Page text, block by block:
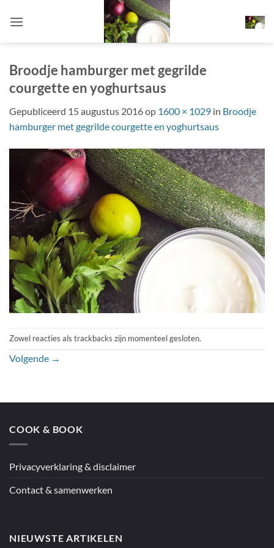
naar
Broodje hamburger met gegrilde
courgette en yoghurtsaus
Gepubliceerd 15 augustus 2016op 1600 × 1029 in Broodje
hamburger met gegrilde courgette en yoghurtsaus
Zowel reacties als trackbacks zijn momenteel gesloten.
Volgende →
COOK & BOOK
Privacyverklaring & disclaimer
Contact & samenwerken
NIEUWSTE ARTIKELEN